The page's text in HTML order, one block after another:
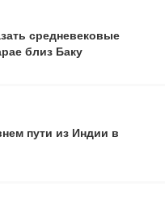
средневековые
близ Баку
пути из Индии в